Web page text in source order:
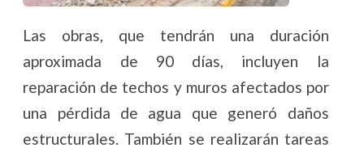
Las obras, que tendrán una duración
aproximada de 90 días, incluyen la
reparación de techos y muros afectados por
una pérdida de agua que generó daños
estructurales. También se realizarán tareas